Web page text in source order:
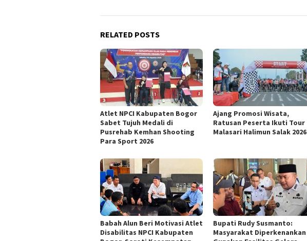
RELATED POSTS
Atlet NPCI Kabupaten Bogor
Sabet Tujuh Medali di
Pusrehab Kemhan Shooting
Para Sport 2026
Ajang Promosi Wisata,
Ratusan Peserta Ikuti Tour
Malasari Halimun Salak 2026
Babah Alun Beri Motivasi Atlet
Disabilitas NPCI Kabupaten
Bupati Rudy Susmanto:
Masyarakat Diperkenankan